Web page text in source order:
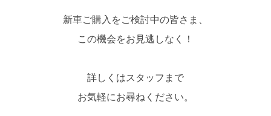
新車ご購入をご検討中の皆さま、
この機会をお見逃しなく！
詳しくはスタッフまで
お気軽にお尋ねください。